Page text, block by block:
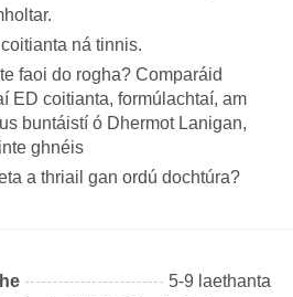
ná tinnis.
faoi do rogha? Comparáid
ED coitianta, formúlachtaí, am
buntáistí ó Dhermot Lanigan,
ghnéis
a thriail gan ordú dochtúra?
5-9 laethanta